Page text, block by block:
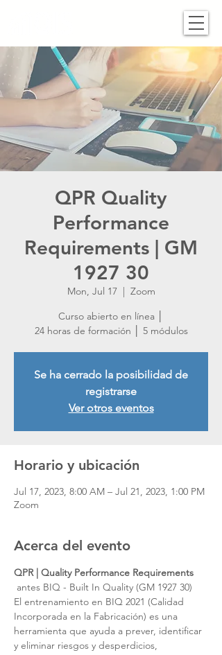
QPR Quality
Performance
Requirements | GM
1927 30
Mon, Jul 17
  |
Zoom
Curso abierto en línea │
24 horas de formación │ 5 módulos
Se ha cerrado la posibilidad de
registrarse
Ver otros eventos
Horario y ubicación
Jul 17, 2023, 8:00 AM – Jul 21, 2023, 1:00 PM
Zoom
Acerca del evento
QPR | Quality Performance Requirements
antes BIQ - Built In Quality (GM 1927 30)
El entrenamiento en BIQ 2021 (Calidad
Incorporada en la Fabricación) es una
herramienta que ayuda a prever, identificar
y eliminar riesgos y desperdicios,